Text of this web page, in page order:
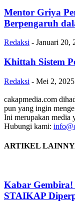
Mentor Griya
Berpengaruh
Redaksi - Januari 20,
Khittah Sistem
Redaksi - Mei 2, 2025
cakapmedia.com
pun yang ingin
Ini merupakan media
Hubungi kami:
ARTIKEL
Kabar Gembira!
STAIKAP